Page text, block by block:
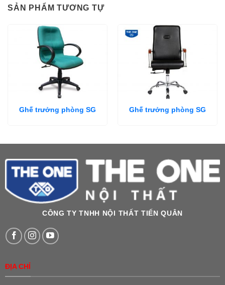
SẢN PHẨM TƯƠNG TỰ
Ghế trưởng phòng SG Ghế trưởng phòng SG
CÔNG TY TNHH NỘI THẤT TIẾN QUÂN
ĐỊA CHỈ